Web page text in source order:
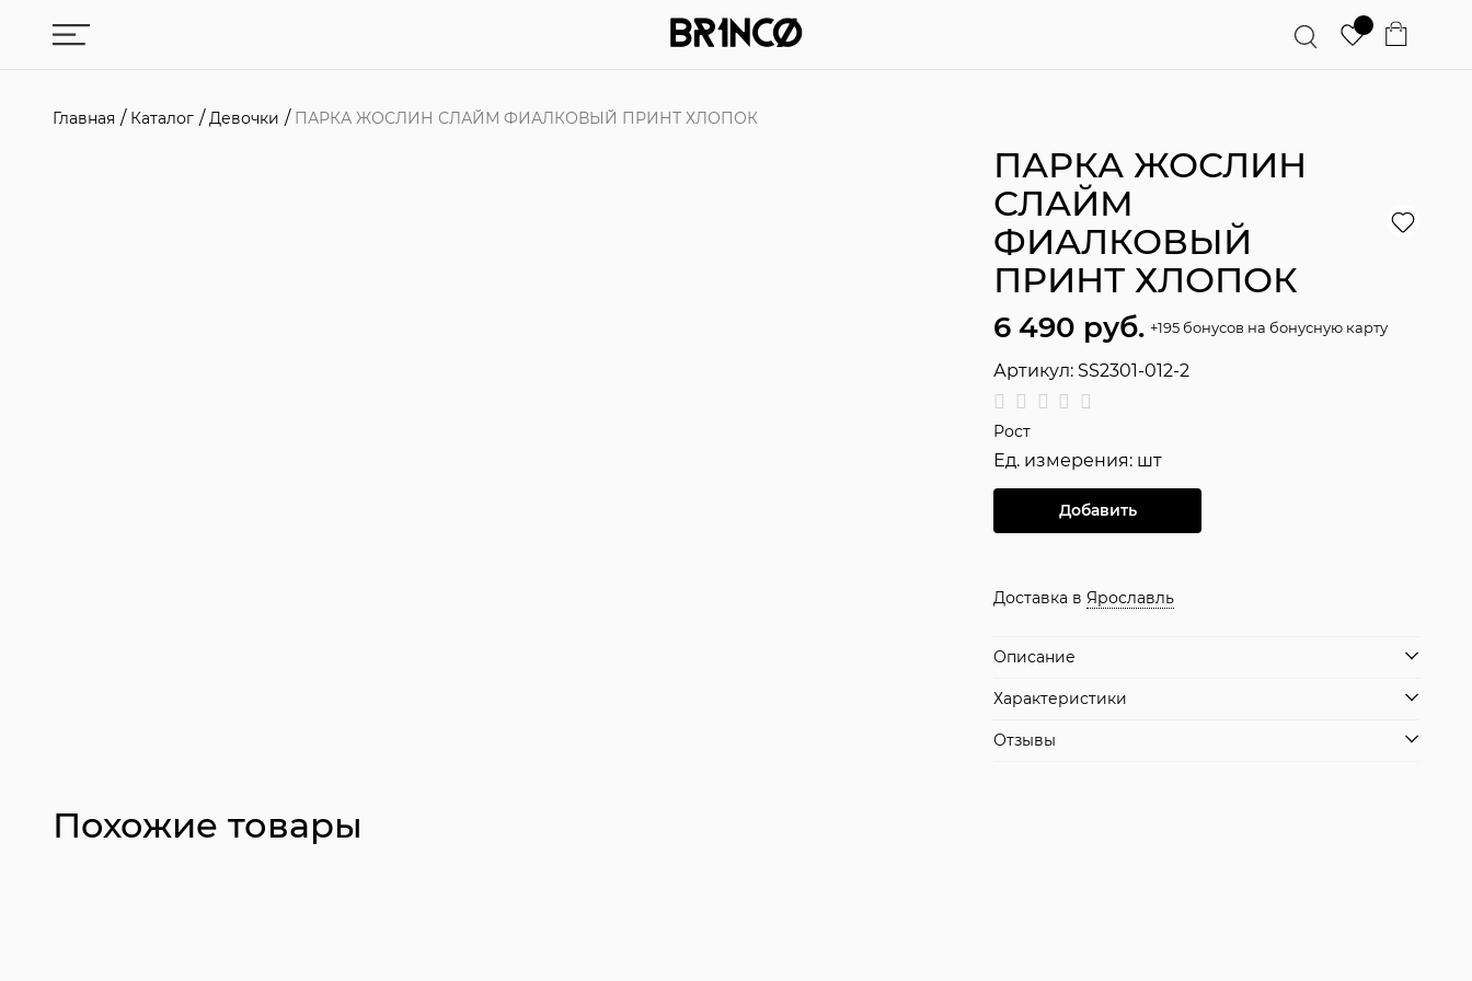
Главная Каталог Девочки ПАРКА ЖОСЛИН СЛАЙМ ФИАЛКОВЫЙ ПРИНТ ХЛОПОК
ПАРКА ЖОСЛИН
СЛАЙМ
ФИАЛКОВЫЙ
ПРИНТ ХЛОПОК
6 490 руб. +195 бонусов на бонусную карту
Артикул: SS2301-012-2
Рост
Ед. измерения: шт
Добавить
Доставка в Ярославль
Описание
Характеристики
Отзывы
Похожие товары